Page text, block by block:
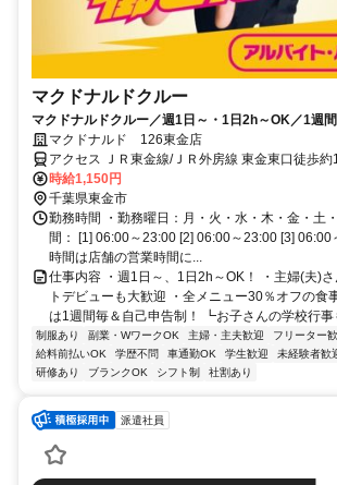
マクドナルドクルー
マクドナルドクルー／週1日～・1日2h～OK／1週
マクドナルド 126東金店
アクセス ＪＲ東金線/ＪＲ外房線 東金東口徒歩
Ｒ外房線 福俵徒歩約28分、ＪＲ東金線/ＪＲ外房
約59分 東金 [JR東金線] 福俵 [JR東金線] 求名 [JR
線] 大網 [JR東金線]
時給1,150円
千葉県東金市
勤務時間 ・勤務曜日：月・火・水・木・金・土
間： [1] 06:00～23:00 [2] 06:00～23:00 [3] 06:00
時間は店舗の営業時間に...
仕事内容 ・週1日～、1日2h～OK！ ・主婦(夫)
トデビューも大歓迎 ・全メニュー30％オフの食
は1週間毎＆自己申告制！ ┗お子さんの学校行
制服あり 副業・WワークOK 主婦・主夫歓迎 フリーター
給料前払いOK
学歴不問 車通勤OK 学生歓迎 未経験者歓
研修あり
ブランクOK シフト制 社割あり
派遣社員